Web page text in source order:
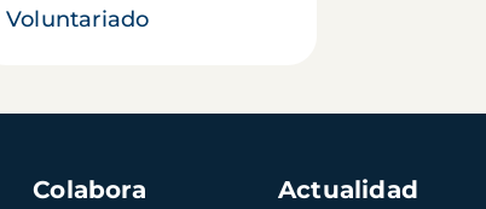
Voluntariado
Colabora Actualidad